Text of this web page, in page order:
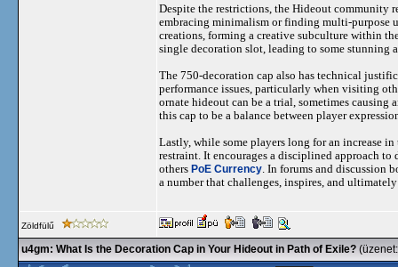
Despite the restrictions, the Hideout community
embracing minimalism or finding multi-purpose
creations, forming a creative subculture within
single decoration slot, leading to some stunning
The 750-decoration cap also has technical
performance issues, particularly when visiting
ornate hideout can be a trial, sometimes causing
this cap to be a balance between player
Lastly, while some players long for an increase
restraint. It encourages a disciplined approach
others PoE Currency . In forums and discussion
a number that challenges, inspires, and
Zöldfülű
u4gm: What Is the Decoration Cap in Your Hideout in Path of Exile?